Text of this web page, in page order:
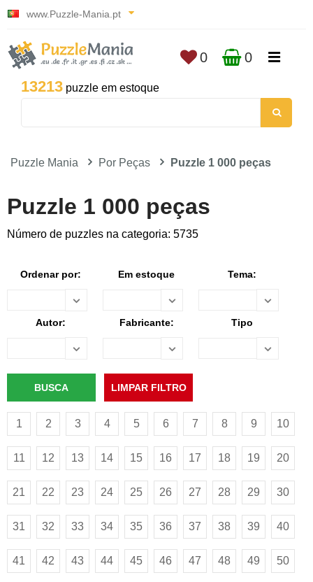
www.Puzzle-Mania.pt
13213 puzzle em estoque
0 0
Puzzle Mania Por Peças Puzzle 1 000 peças
Puzzle 1 000 peças
Número de puzzles na categoria: 5735
Ordenar por: Em estoque Tema:
Autor: Fabricante: Tipo
1 2 3 4 5 6 7 8 9 10
11 12 13 14 15 16 17 18 19 20
21 22 23 24 25 26 27 28 29 30
31 32 33 34 35 36 37 38 39 40
41 42 43 44 45 46 47 48 49 50